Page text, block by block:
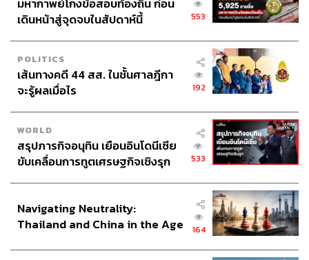
มหากาพย์โกงข้อสอบท้องถิ่น ก่อน
เดินหน้าสู่จุดจบในสัปดาห์นี้
553
POLITICS
เส้นทางคดี 44 สส. ในชั้นศาลฎีกา
จะรู้ผลเมื่อไร
192
WORLD
สรุปภารกิจอนุทิน เยือนอินโดนีเซีย
ขับเคลื่อนการทูตเศรษฐกิจเชิงรุก
533
Navigating Neutrality:
Thailand and China in the Age
164